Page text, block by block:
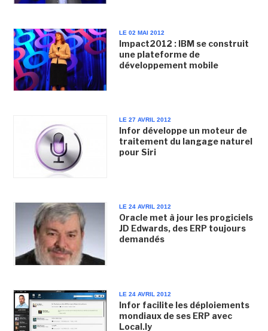
LE 02 MAI 2012
Impact2012 : IBM se construit
une plateforme de
développement mobile
LE 27 AVRIL 2012
Infor développe un moteur de
traitement du langage naturel
pour Siri
LE 24 AVRIL 2012
Oracle met à jour les progiciels
JD Edwards, des ERP toujours
demandés
LE 24 AVRIL 2012
Infor facilite les déploiements
mondiaux de ses ERP avec
Local.ly